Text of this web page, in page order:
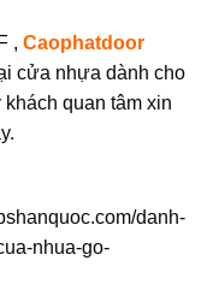
, Caophatdoor
cửa nhựa dành cho
quan tâm xin
danh-
nhua-go-